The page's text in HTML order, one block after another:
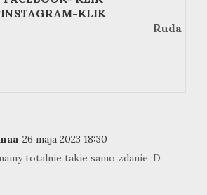
KLIK
Ruda
26 maja 2023 18:30
totalnie takie samo zdanie :D